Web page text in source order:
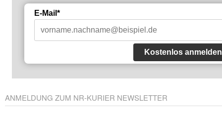
E-Mail*
Kostenlos anmelden
ANMELDUNG ZUM NR-KURIER NEWSLETTER